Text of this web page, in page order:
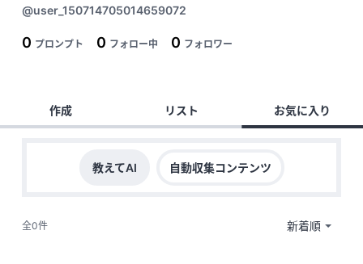
@user_150714705014659072
0 プロンプト 0 フォロー中 0 フォロワー
作成 リスト お気に入り
教えてAI 自動収集コンテンツ
全0件